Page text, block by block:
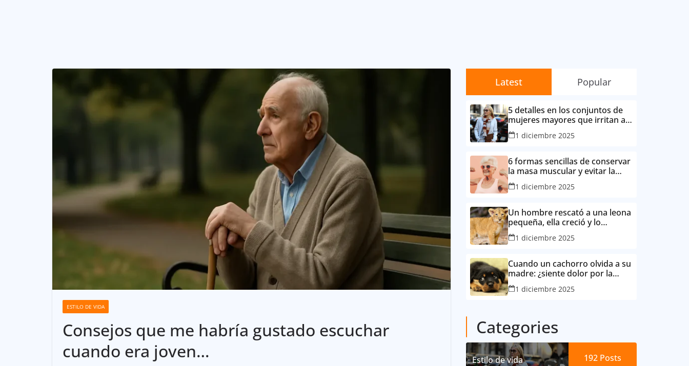
ESTILO DE VIDA
Consejos que me habría gustado escuchar
cuando era joven…
Latest Popular
5 detalles en los conjuntos de
mujeres mayores que irritan a
sus contemporáneas.
1 diciembre 2025
6 formas sencillas de conservar
la masa muscular y evitar la
degradación corporal por la
edad
1 diciembre 2025
Un hombre rescató a una leona
pequeña, ella creció y lo
consideró su mejor amigo
1 diciembre 2025
Cuando un cachorro olvida a su
madre: ¿siente dolor por la
separación?
1 diciembre 2025
Categories
Estilo de vida 192 Posts